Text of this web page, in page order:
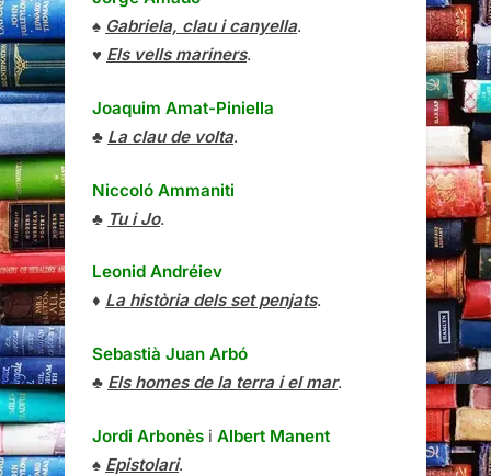
♠ Gabriela, clau i canyella.
♥ Els vells mariners.
Joaquim Amat-Piniella
♣ La clau de volta.
Niccoló Ammaniti
♣ Tu i Jo.
Leonid Andréiev
♦ La història dels set penjats.
Sebastià Juan Arbó
♣ Els homes de la terra i el mar.
Jordi Arbonès i Albert Manent
♠ Epistolari.